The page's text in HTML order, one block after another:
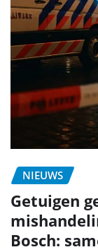
NIEUWS
Getuigen
Bosch: